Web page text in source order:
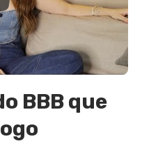
BBB que